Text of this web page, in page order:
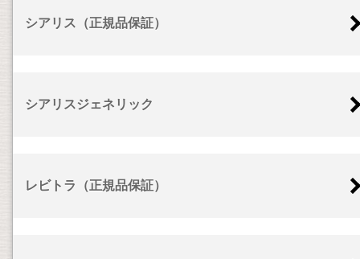
シアリス（正規品保証）
シアリスジェネリック
レビトラ（正規品保証）